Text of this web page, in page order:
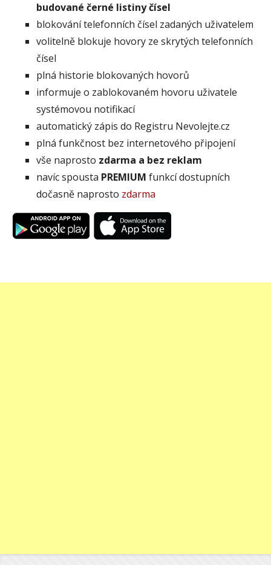
budované černé listiny čísel
blokování telefonních čísel zadaných uživatelem
volitelně blokuje hovory ze skrytých telefonních
čísel
plná historie blokovaných hovorů
informuje o zablokovaném hovoru uživatele
systémovou notifikací
automatický zápis do Registru Nevolejte.cz
plná funkčnost bez internetového připojení
vše naprosto zdarma a bez reklam
navíc spousta PREMIUM funkcí dostupních
dočasně naprosto zdarma